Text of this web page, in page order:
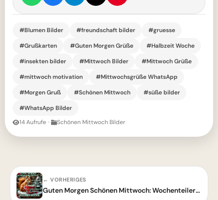
#Blumen Bilder #freundschaft bilder
#gruesse
#Grußkarten
#Guten Morgen Grüße
#Halbzeit Woche
#insekten bilder
#Mittwoch Bilder
#Mittwoch Grüße
#mittwoch motivation
#Mittwochsgrüße WhatsApp
#Morgen Gruß
#Schönen Mittwoch
#süße bilder
#WhatsApp Bilder
14 Aufrufe · Schönen Mittwoch Bilder
← VORHERIGES
Guten Morgen Schönen Mittwoch: Wochenteiler-Gruß mit niedlichem Eichhörnchen